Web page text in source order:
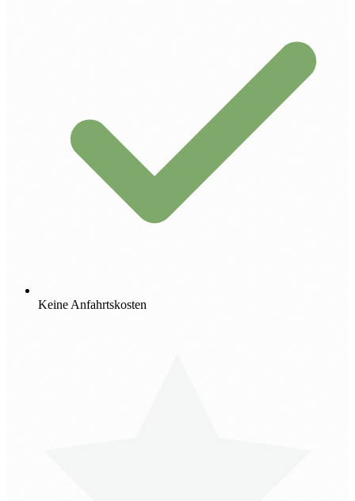
Keine Anfahrtskosten